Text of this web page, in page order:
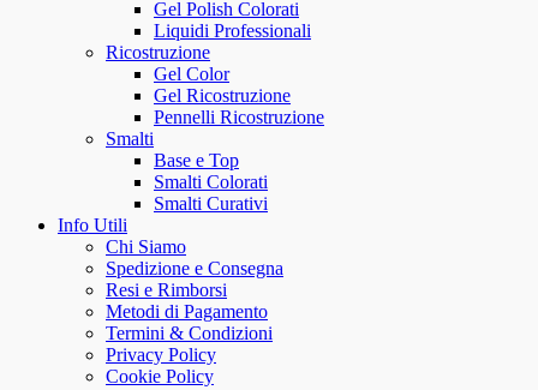
Gel Polish Colorati
Liquidi Professionali
Ricostruzione
Gel Color
Gel Ricostruzione
Pennelli Ricostruzione
Smalti
Base e Top
Smalti Colorati
Smalti Curativi
Info Utili
Chi Siamo
Spedizione e Consegna
Resi e Rimborsi
Metodi di Pagamento
Termini & Condizioni
Privacy Policy
Cookie Policy